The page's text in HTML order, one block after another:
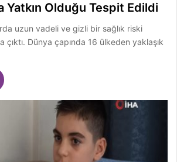
Yatkın Olduğu Tespit Edildi
uzun vadeli ve gizli bir sağlık riski
çıktı. Dünya çapında 16 ülkeden yaklaşık